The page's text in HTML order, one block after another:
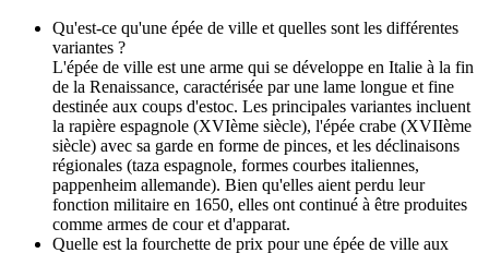
Qu'est-ce qu'une épée de ville et quelles sont les différentes
variantes ?
L'épée de ville est une arme qui se développe en Italie à la fin
de la Renaissance, caractérisée par une lame longue et fine
destinée aux coups d'estoc. Les principales variantes incluent
la rapière espagnole (XVIème siècle), l'épée crabe (XVIIème
siècle) avec sa garde en forme de pinces, et les déclinaisons
régionales (taza espagnole, formes courbes italiennes,
pappenheim allemande). Bien qu'elles aient perdu leur
fonction militaire en 1650, elles ont continué à être produites
comme armes de cour et d'apparat.
Quelle est la fourchette de prix pour une épée de ville aux